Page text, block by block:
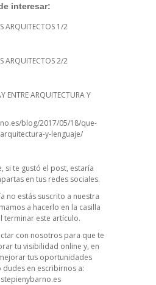
interesar:
ARQUITECTOS 1/2
ARQUITECTOS 2/2
ENTRE ARQUITECTURA Y
blog/2017/05/18/que-
y-lenguaje/
si te gustó el post, estaría
en tus redes sociales.
no estás suscrito a nuestra
a hacerlo en la casilla
terminar este artículo.
con nosotros para que te
tu visibilidad online y, en
tus oportunidades
dudes en escribirnos a: